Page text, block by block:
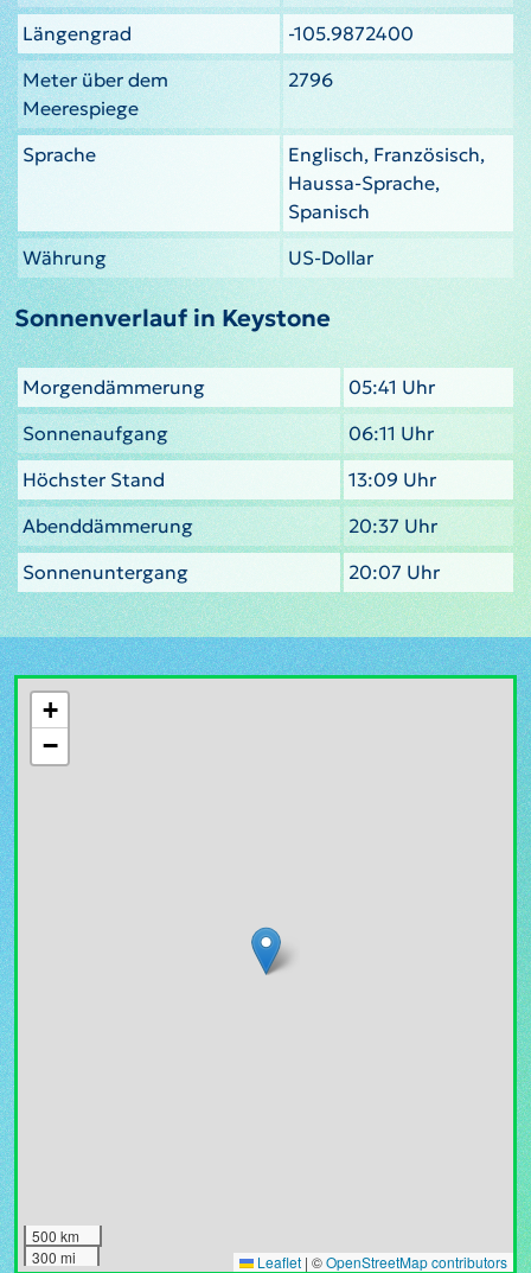
Längengrad
-105.9872400
Meter über dem
Meerespiege
2796
Sprache
Englisch, Französisch,
Haussa-Sprache,
Spanisch
Währung
US-Dollar
Sonnenverlauf in Keystone
Morgendämmerung
05:41 Uhr
Sonnenaufgang
06:11 Uhr
Höchster Stand
13:09 Uhr
Abenddämmerung
20:37 Uhr
Sonnenuntergang
20:07 Uhr
+
−
500 km
300 mi
Leaflet | ©OpenStreetMap contributors